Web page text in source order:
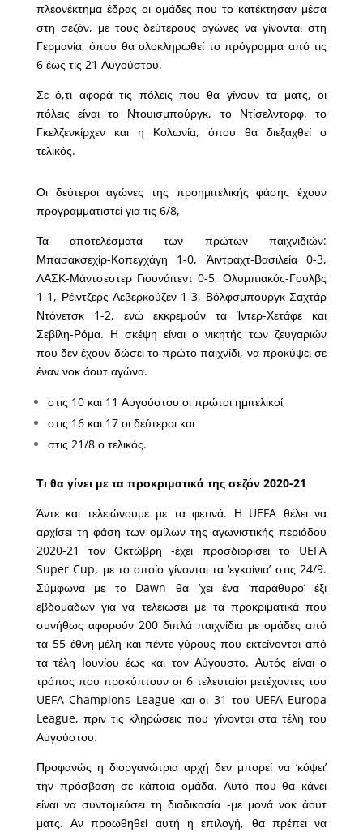
πλεονέκτημα έδρας οι ομάδες που το κατέκτησαν μέσα
στη σεζόν, με τους δεύτερους αγώνες να γίνονται στη
Γερμανία, όπου θα ολοκληρωθεί το πρόγραμμα από τις
6 έως τις 21 Αυγούστου.
Σε ό,τι αφορά τις πόλεις που θα γίνουν τα ματς, οι
πόλεις είναι το Ντουισμπούργκ, το Ντίσελντορφ, το
Γκελζενκίρχεν και η Κολωνία, όπου θα διεξαχθεί ο
τελικός.
Οι δεύτεροι αγώνες της προημιτελικής φάσης έχουν
προγραμματιστεί για τις 6/8,
Τα αποτελέσματα των πρώτων παιχνιδιών:
Μπασακσεχίρ-Κοπεγχάγη 1-0, Άιντραχτ-Βασιλεία 0-3,
ΛΑΣΚ-Μάντσεστερ Γιουνάιτεντ 0-5, Ολυμπιακός-Γουλβς
1-1, Ρέιντζερς-Λεβερκούζεν 1-3, Βόλφσμπουργκ-Σαχτάρ
Ντόνετσκ 1-2, ενώ εκκρεμούν τα Ίντερ-Χετάφε και
Σεβίλη-Ρόμα. Η σκέψη είναι ο νικητής των ζευγαριών
που δεν έχουν δώσει το πρώτο παιχνίδι, να προκύψει σε
έναν νοκ άουτ αγώνα.
στις 10 και 11 Αυγούστου οι πρώτοι ημιτελικοί,
στις 16 και 17 οι δεύτεροι και
στις 21/8 ο τελικός.
Τι θα γίνει με τα προκριματικά της σεζόν 2020-21
Άντε και τελειώνουμε με τα φετινά. Η UEFA θέλει να
αρχίσει τη φάση των ομίλων της αγωνιστικής περιόδου
2020-21 τον Οκτώβρη -έχει προσδιορίσει το UEFA
Super Cup, με το οποίο γίνονται τα ‘εγκαίνια’ στις 24/9.
Σύμφωνα με το Dawn θα ‘χει ένα ‘παράθυρο’ έξι
εβδομάδων για να τελειώσει με τα προκριματικά που
συνήθως αφορούν 200 διπλά παιχνίδια με ομάδες από
τα 55 έθνη-μέλη και πέντε γύρους που εκτείνονται από
τα τέλη Ιουνίου έως και τον Αύγουστο. Αυτός είναι ο
τρόπος που προκύπτουν οι 6 τελευταίοι μετέχοντες του
UEFA Champions League και οι 31 του UEFA Europa
League, πριν τις κληρώσεις που γίνονται στα τέλη του
Αυγούστου.
Προφανώς η διοργανώτρια αρχή δεν μπορεί να ‘κόψει’
την πρόσβαση σε κάποια ομάδα. Αυτό που θα κάνει
είναι να συντομεύσει τη διαδικασία -με μονά νοκ άουτ
ματς. Αν προωθηθεί αυτή η επιλογή, θα πρέπει να